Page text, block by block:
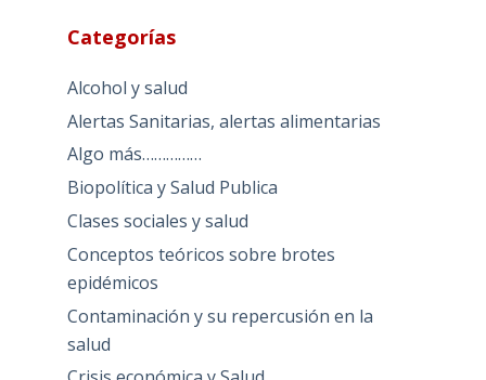
Categorías
Alcohol y salud
Alertas Sanitarias, alertas alimentarias
Algo más……………
Biopolítica y Salud Publica
Clases sociales y salud
Conceptos teóricos sobre brotes
epidémicos
Contaminación y su repercusión en la
salud